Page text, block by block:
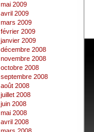
mai 2009
avril 2009
mars 2009
février 2009
janvier 2009
décembre 2008
novembre 2008
octobre 2008
septembre 2008
août 2008
juillet 2008
juin 2008
mai 2008
avril 2008